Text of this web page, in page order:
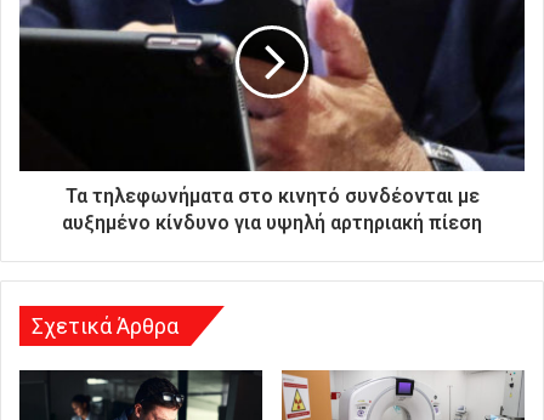
ή
σ
ν
Τα τηλεφωνήματα στο κινητό συνδέονται με
αυξημένο κίνδυνο για υψηλή αρτηριακή πίεση
Σχετικά Άρθρα